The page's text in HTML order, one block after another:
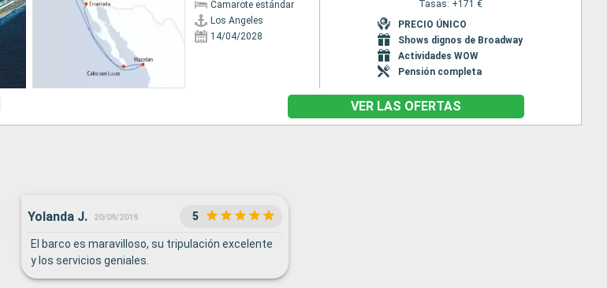
Camarote estándar
Los Angeles
14/04/2028
Tasas: +171 €
PRECIO ÚNICO
Shows dignos de Broadway
Actividades WOW
Pensión completa
VER LAS OFERTAS
Yolanda J. 20/09/2019 5
El barco es maravilloso, su tripulación excelente
y los servicios geniales.